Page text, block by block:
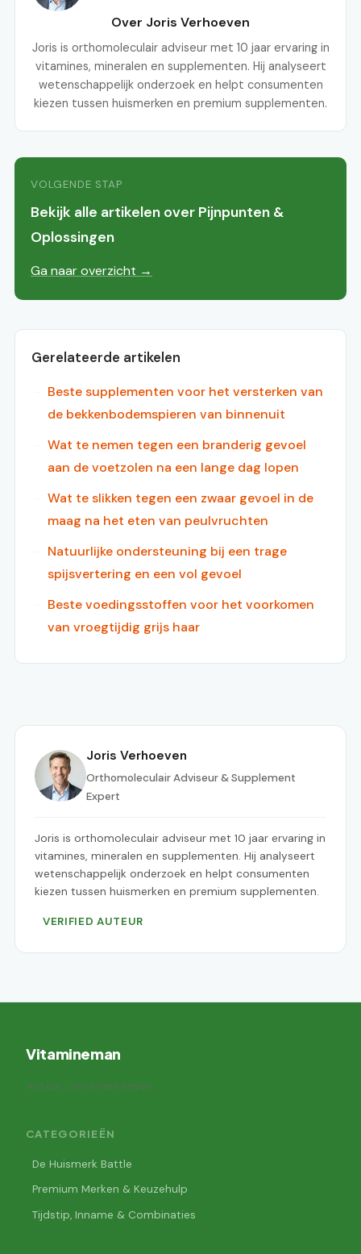
Over Joris Verhoeven
Joris is orthomoleculair adviseur met 10 jaar ervaring in
vitamines, mineralen en supplementen. Hij analyseert
wetenschappelijk onderzoek en helpt consumenten
kiezen tussen huismerken en premium supplementen.
VOLGENDE STAP
Bekijk alle artikelen over Pijnpunten &
Oplossingen
Ga naar overzicht →
Gerelateerde artikelen
Beste supplementen voor het versterken van
de bekkenbodemspieren van binnenuit
Wat te nemen tegen een branderig gevoel
aan de voetzolen na een lange dag lopen
Wat te slikken tegen een zwaar gevoel in de
maag na het eten van peulvruchten
Natuurlijke ondersteuning bij een trage
spijsvertering en een vol gevoel
Beste voedingsstoffen voor het voorkomen
van vroegtijdig grijs haar
Joris Verhoeven
Orthomoleculair Adviseur & Supplement
Expert
Joris is orthomoleculair adviseur met 10 jaar ervaring in
vitamines, mineralen en supplementen. Hij analyseert
wetenschappelijk onderzoek en helpt consumenten
kiezen tussen huismerken en premium supplementen.
VERIFIED AUTEUR
Vitamineman
Auteur: Joris Verhoeven
CATEGORIEËN
De Huismerk Battle
Premium Merken & Keuzehulp
Tijdstip, Inname & Combinaties